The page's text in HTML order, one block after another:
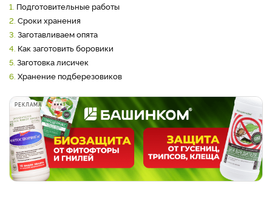
1. Подготовительные работы
2. Сроки хранения
3. Заготавливаем опята
4. Как заготовить боровики
5. Заготовка лисичек
6. Хранение подберезовиков
РЕКЛАМА